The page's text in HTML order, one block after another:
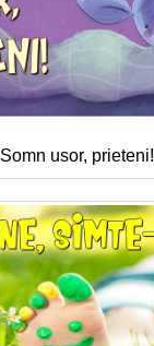
Somn usor, prieteni!